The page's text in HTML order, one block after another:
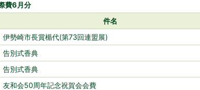
費6月分
件名
伊勢崎市長賞楯代(第73回連盟展)
告別式香典
告別式香典
友和会50周年記念祝賀会会費